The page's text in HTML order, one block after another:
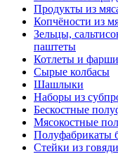
Продукты из
Копчёности из
Зельцы,
паштеты
Котлеты и фарши
Сырые колбасы
Шашлыки
Наборы из
Бескостные
Мясокостные
Полуфабрикаты
Стейки из